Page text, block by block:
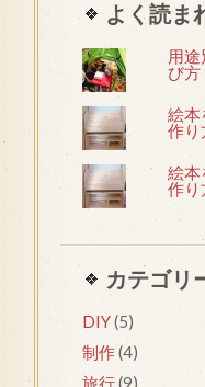
よく読ま
用
び方
絵本
作り
絵本
作り
カテゴリ
DIY(5)
制作(4)
旅行(9)